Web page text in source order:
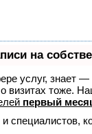
на
услуг, знает
о визитах тоже.
первый
специалистов,